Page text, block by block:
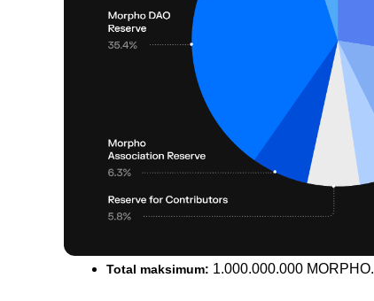
Total maksimum: 1.000.000.000 MORPHO.